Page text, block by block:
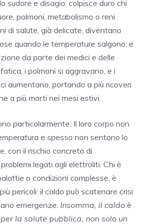
sudore e disagio: colpisce duro chi
polmoni, metabolismo o reni.
di salute, già delicate, diventano
quando le temperature salgono, e
da parte dei medici e delle
i polmoni si aggravano, e i
aumentano, portando a più ricoveri
a più morti nei mesi estivi.
particolarmente. Il loro corpo non
e spesso non sentono lo
con il rischio concreto di
legati agli elettroliti. Chi è
o condizioni complesse, è
pericoli: il caldo può scatenare crisi
emergenze. Insomma, il caldo è
la salute pubblica, non solo un